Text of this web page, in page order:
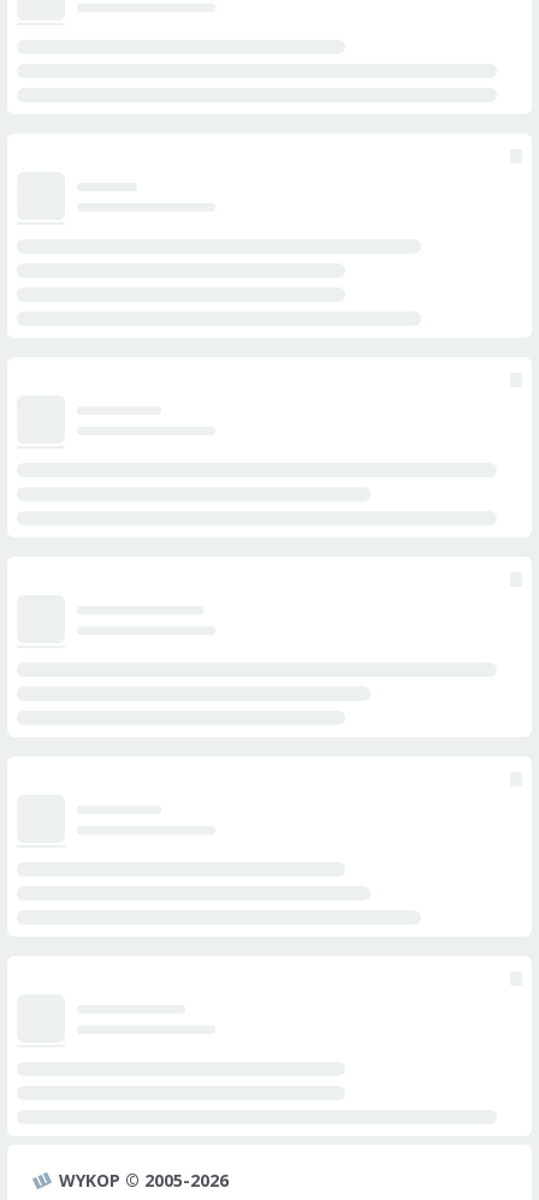
WYKOP © 2005-2026